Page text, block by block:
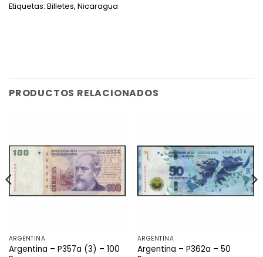
Etiquetas: Billetes, Nicaragua
PRODUCTOS RELACIONADOS
ARGENTINA
Argentina – P357a (3) – 100
ARGENTINA
Argentina – P362a – 50